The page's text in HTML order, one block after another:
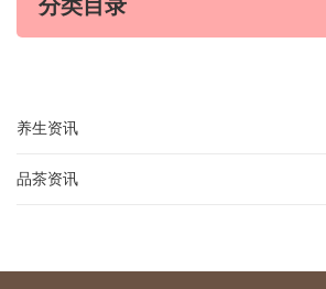
分类目录
养生资讯
品茶资讯